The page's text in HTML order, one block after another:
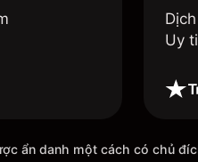
Uy
ẩn danh một cách có chủ